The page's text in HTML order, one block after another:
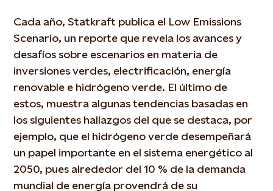
Cada año, Statkraft publica el Low Emissions
Scenario, un reporte que revela los avances y
desafíos sobre escenarios en materia de
inversiones verdes, electrificación, energía
renovable e hidrógeno verde. El último de
estos, muestra algunas tendencias basadas en
los siguientes hallazgos del que se destaca, por
ejemplo, que el hidrógeno verde desempeñará
un papel importante en el sistema energético al
2050, pues alrededor del 10 % de la demanda
mundial de energía provendrá de su